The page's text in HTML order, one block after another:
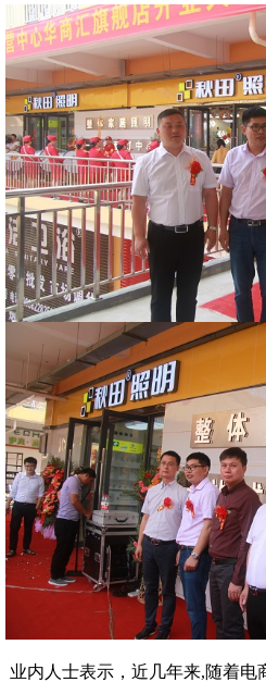
业内人士表示，近几年来,随着电